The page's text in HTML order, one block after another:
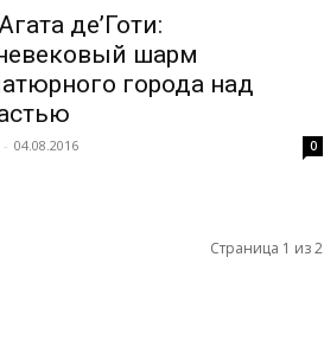
де’Готи:
шарм
города над
- 04.08.2016 0
Страница 1 из 2